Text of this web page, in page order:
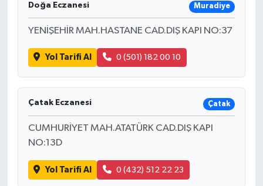
Doğa Eczanesi Muradiye
YENİŞEHİR MAH.HASTANE CAD.DIŞ KAPI NO:37
Yol Tarifi Al 0 (501) 182 00 10
Çatak Eczanesi Çatak
CUMHURİYET MAH.ATATÜRK CAD.DIŞ KAPI
NO:13D
Yol Tarifi Al 0 (432) 512 22 23